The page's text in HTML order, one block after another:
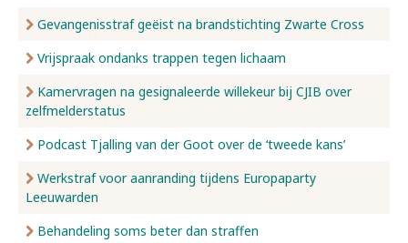
Gevangenisstraf geëist na brandstichting Zwarte Cross
Vrijspraak ondanks trappen tegen lichaam
Kamervragen na gesignaleerde willekeur bij CJIB over
zelfmelderstatus
Podcast Tjalling van der Goot over de ‘tweede kans’
Werkstraf voor aanranding tijdens Europaparty
Leeuwarden
Behandeling soms beter dan straffen